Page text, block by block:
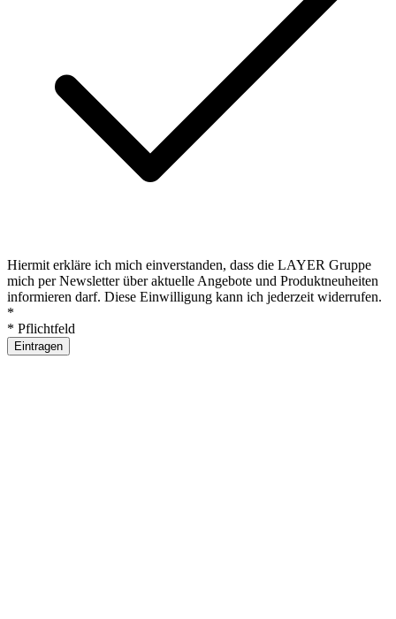
Hiermit erkläre ich mich einverstanden, dass die LAYER Gruppe
mich per Newsletter über aktuelle Angebote und Produktneuheiten
informieren darf. Diese Einwilligung kann ich jederzeit widerrufen.
*
* Pflichtfeld
Eintragen